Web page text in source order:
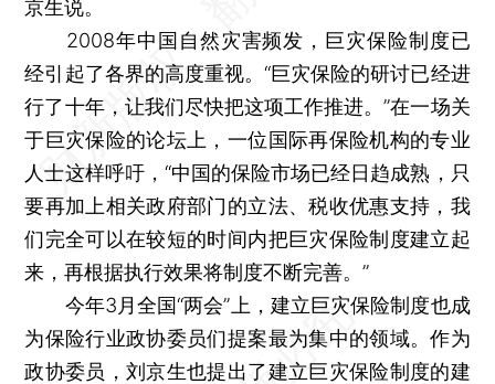
京生说。
2008年中国自然灾害频发，巨灾保险制度已
经引起了各界的高度重视。“巨灾保险的研讨已经进
行了十年，让我们尽快把这项工作推进。”在一场关
于巨灾保险的论坛上，一位国际再保险机构的专业
人士这样呼吁，“中国的保险市场已经日趋成熟，只
要再加上相关政府部门的立法、税收优惠支持，我
们完全可以在较短的时间内把巨灾保险制度建立起
来，再根据执行效果将制度不断完善。”
今年3月全国“两会”上，建立巨灾保险制度也成
为保险行业政协委员们提案最为集中的领域。作为
政协委员，刘京生也提出了建立巨灾保险制度的建